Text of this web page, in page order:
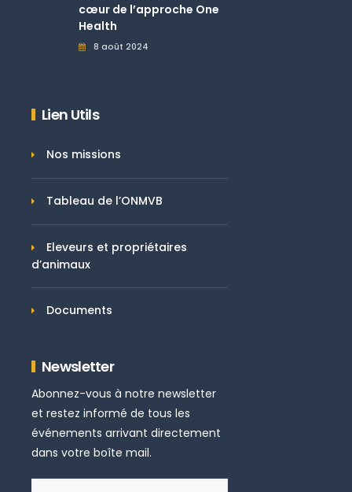
cœur de l’approche One
Health
8 août 2024
Lien Utils
Nos missions
Tableau de l’ONMVB
Eleveurs et propriétaires
d’animaux
Documents
Newsletter
Abonnez-vous à notre newsletter
et restez informé de tous les
événements arrivant directement
dans votre boîte mail.